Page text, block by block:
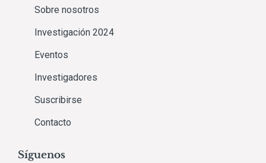
Sobre nosotros
Investigación 2024
Eventos
Investigadores
Suscribirse
Contacto
Síguenos